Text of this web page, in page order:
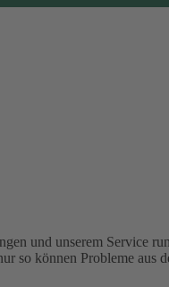
und unserem Service
so können Probleme aus